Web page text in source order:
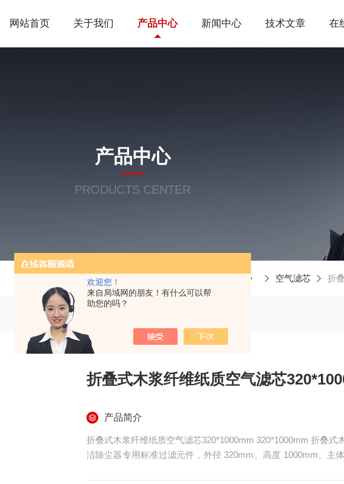
欢迎您！
来自局域网的朋友！有什么可以帮
助您的吗？
网站首页 关于我们 产品中心 新闻中心 技术文章 在
产品中心
PRODUCTS CENTER
空气滤芯 折
折叠式木浆纤维纸质空气滤芯
产品简介
折叠式木浆纤维纸质空气滤芯320*1000mm 320*1000mm 折叠式
洁除尘器专用标准过滤元件，外径 320mm、高度 1000mm。主